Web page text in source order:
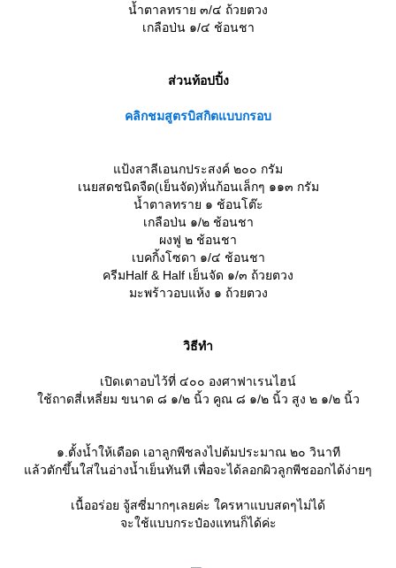
น้ำตาลทราย ๓/๔ ถ้วยตวง
เกลือป่น ๑/๔ ช้อนชา
ส่วนท้อปปิ้ง
คลิกชมสูตรบิสกิตแบบกรอบ
ป้งสาลีเอนกประสงค์ ๒๐๐ กรัม
เนยสดชนิดจืด(เย็นจัด)หั่นก้อนเล็กๆ ๑๑๓ กรัม
น้ำตาลทราย ๑ ช้อนโต๊ะ
เกลือป่น ๑/๒ ช้อนชา
ผงฟู ๒ ช้อนชา
เบคกิ้งโซดา ๑/๔ ช้อนชา
ครีมHalf & Half เย็นจัด ๑/๓ ถ้วยตวง
มะพร้าวอบแห้ง ๑ ถ้วยตวง
วิธีทำ
เปิดเตาอบไว้ที่ ๔๐๐ องศาฟาเรนไฮน์
ช้ถาดสี่เหลี่ยม ขนาด ๘ ๑/๒ นิ้ว คูณ ๘ ๑/๒ นิ้ว สูง ๒ ๑/๒ นิ้ว
๑.ตั้งน้ำให้เดือด เอาลูกพีชลงไปต้มประมาณ ๒๐ วินาที
ล้วตักขึ้นใส่ในอ่างน้ำเย็นทันที เพื่อจะได้ลอกผิวลูกพีชออกได้ง่ายๆ
เนื้ออร่อย จู้สซี่มากๆเลยค่ะ ใครหาแบบสดๆไม่ได้
จะใช้แบบกระป๋องแทนก็ได้ค่ะ